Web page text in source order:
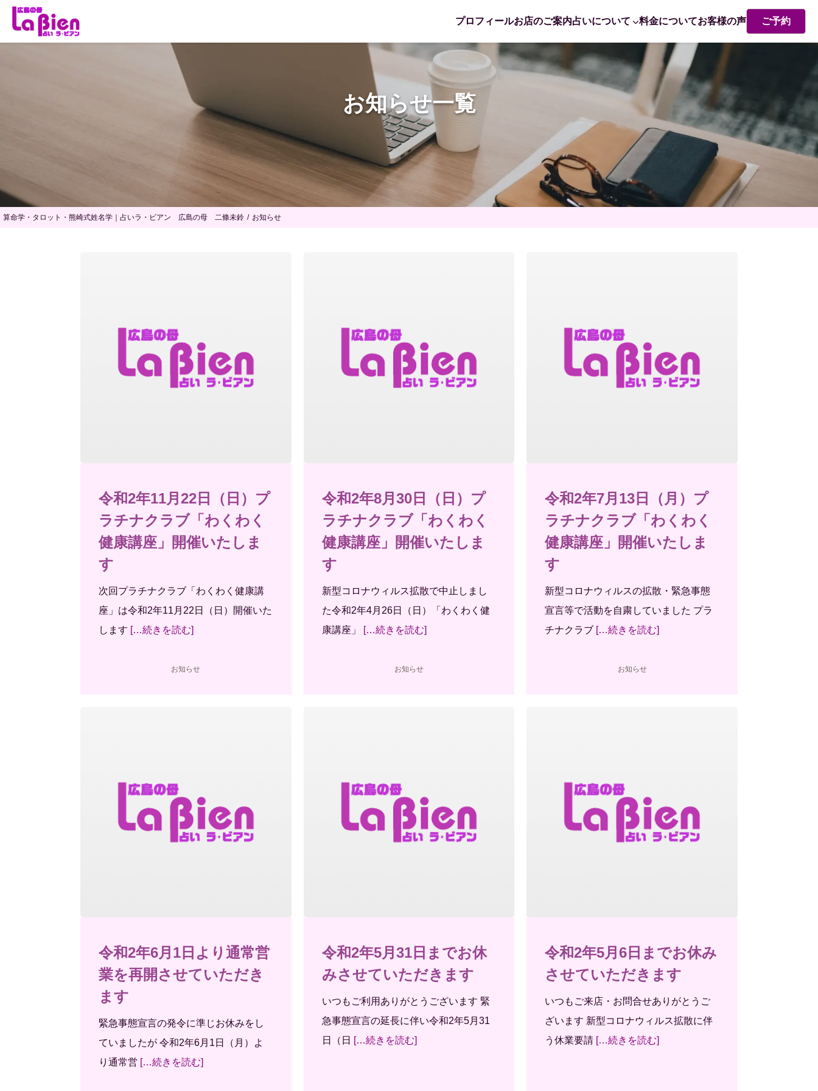
プロフィールお店のご案内占いについて
熊崎式姓名学・姓名判断
赤ちゃん命名 姓名判断で成功するポイント
料金についてお客様の声 ご予約
お知らせ一覧
算命学・タロット・熊崎式姓名学｜占いラ・ビアン 広島の母 二條未鈴 お知らせ
令和2年11月22日（日）プ
ラチナクラブ「わくわく
健康講座」開催いたしま
す
次回プラチナクラブ「わくわく健康講
座」は令和2年11月22日（日）開催いた
します […続きを読む]
お知らせ
令和2年8月30日（日）プ
ラチナクラブ「わくわく
健康講座」開催いたしま
す
新型コロナウィルス拡散で中止しまし
た令和2年4月26日（日）「わくわく健
康講座」
[…続きを読む]
お知らせ
令和2年7月13日（月）プ
ラチナクラブ「わくわく
健康講座」開催いたしま
す
新型コロナウィルスの拡散・緊急事態
宣言等で活動を自粛していました プラ
チナクラブ […続きを読む]
お知らせ
令和2年6月1日より通常営
業を再開させていただき
ます
緊急事態宣言の発令に準じお休みをし
ていましたが 令和2年6月1日（月）よ
り通常営 […続きを読む]
令和2年5月31日までお休
みさせていただきます
いつもご利用ありがとうございます 緊
急事態宣言の延長に伴い令和2年5月31
日（日 […続きを読む]
令和2年5月6日までお休み
させていただきます
いつもご来店・お問合せありがとうご
ざいます 新型コロナウィルス拡散に伴
う休業要請 […続きを読む]